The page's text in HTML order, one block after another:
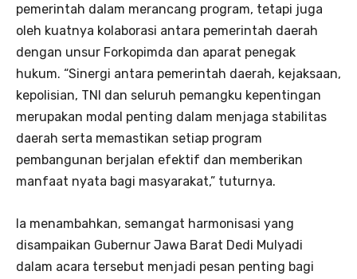
pemerintah dalam merancang program, tetapi juga
oleh kuatnya kolaborasi antara pemerintah daerah
dengan unsur Forkopimda dan aparat penegak
hukum. “Sinergi antara pemerintah daerah, kejaksaan,
kepolisian, TNI dan seluruh pemangku kepentingan
merupakan modal penting dalam menjaga stabilitas
daerah serta memastikan setiap program
pembangunan berjalan efektif dan memberikan
manfaat nyata bagi masyarakat,” tuturnya.
Ia menambahkan, semangat harmonisasi yang
disampaikan Gubernur Jawa Barat Dedi Mulyadi
dalam acara tersebut menjadi pesan penting bagi